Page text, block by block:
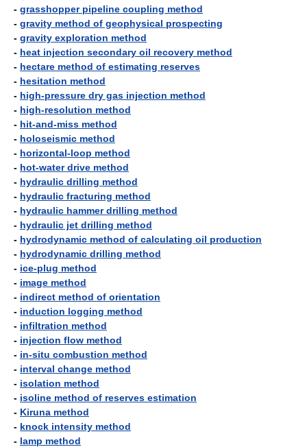
- grasshopper pipeline coupling method
- gravity method of geophysical prospecting
- gravity exploration method
- heat injection secondary oil recovery method
- hectare method of estimating reserves
- hesitation method
- high-pressure dry gas injection method
- high-resolution method
- hit-and-miss method
- holoseismic method
- horizontal-loop method
- hot-water drive method
- hydraulic drilling method
- hydraulic fracturing method
- hydraulic hammer drilling method
- hydraulic jet drilling method
- hydrodynamic method of calculating oil production
- hydrodynamic drilling method
- ice-plug method
- image method
- indirect method of orientation
- induction logging method
- infiltration method
- injection flow method
- in-situ combustion method
- interval change method
- isolation method
- isoline method of reserves estimation
- Kiruna method
- knock intensity method
- lamp method